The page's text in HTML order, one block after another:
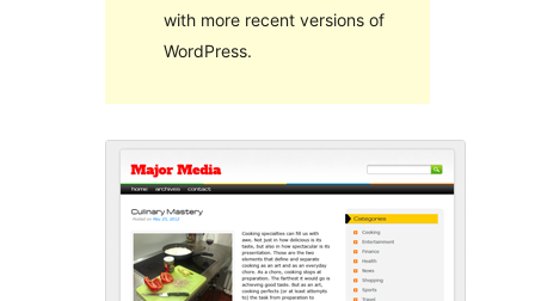
with more recent versions of
WordPress.